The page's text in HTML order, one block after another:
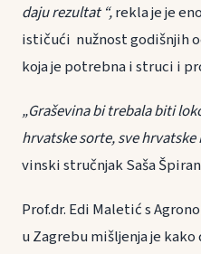
daju rezultat “,rekla je je
ističući nužnost godišnjih
koja je potrebna i struci i
„Graševina bi trebala biti
hrvatske sorte, sve hrvatske
vinski stručnjak Saša
Prof.dr. Edi Maletić s
u Zagrebu mišljenja je